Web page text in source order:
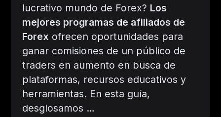
lucrativo mundo de Forex? Los
mejores programas de afiliados de
Forex ofrecen oportunidades para
ganar comisiones de un público de
traders en aumento en busca de
plataformas, recursos educativos y
herramientas. En esta guía,
desglosamos …